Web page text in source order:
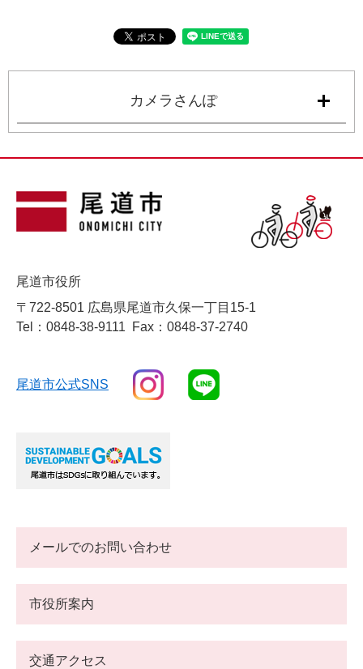
カメラさんぽ
尾道市役所
〒722-8501 広島県尾道市久保一丁目15-1
Tel：0848-38-9111
Fax：0848-37-2740
尾道市公式SNS
メールでのお問い合わせ
市役所案内
交通アクセス